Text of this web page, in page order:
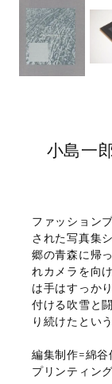
小島一
ファッション
された写真集
郷の青森に帰
れカメラを向
は手はすっか
付ける吹雪と
り続けたという
編集制作=綿
プリンティン